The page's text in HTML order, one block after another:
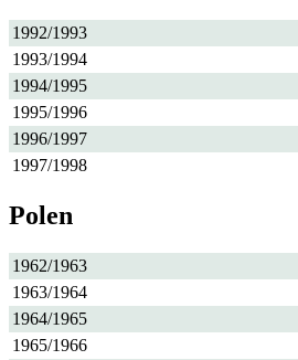
1992/1993
1993/1994
1994/1995
1995/1996
1996/1997
1997/1998
Polen
1962/1963
1963/1964
1964/1965
1965/1966